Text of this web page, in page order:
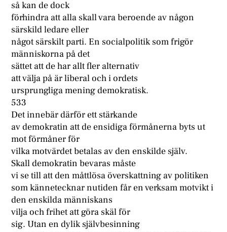
så kan de dock
förhindra att alla skall vara beroende av någon
särskild ledare eller
något särskilt parti. En socialpolitik som frigör
människorna på det
sättet att de har allt fler alternativ
att välja på är liberal och i ordets
ursprungliga mening demokratisk.
533
Det innebär därför ett stärkande
av demokratin att de ensidiga förmånerna byts ut
mot förmåner för
vilka motvärdet betalas av den enskilde själv.
Skall demokratin bevaras måste
vi se till att den måttlösa överskattning av politiken
som kännetecknar nutiden får en verksam motvikt i
den enskilda människans
vilja och frihet att göra skäl för
sig. Utan en dylik självbesinning